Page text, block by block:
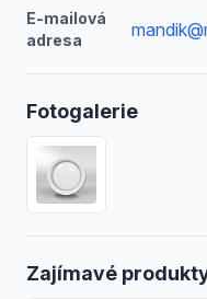
E-mailová
adresa
Fotogalerie
Zajímavé